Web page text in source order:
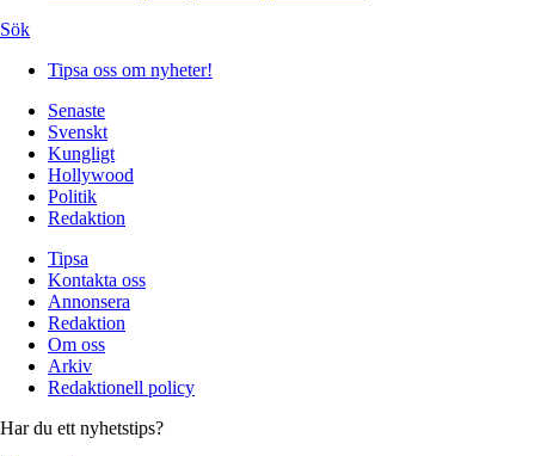
Sök
Tipsa oss om nyheter!
Senaste
Svenskt
Kungligt
Hollywood
Politik
Redaktion
Tipsa
Kontakta oss
Annonsera
Redaktion
Om oss
Arkiv
Redaktionell policy
Har du ett nyhetstips?